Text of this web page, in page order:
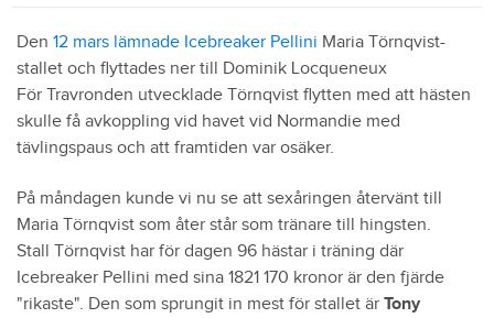
Den 12 mars lämnade Icebreaker Pellini Maria Törnqvist-
stallet och flyttades ner till Dominik Locqueneux
För Travronden utvecklade Törnqvist flytten med att hästen
skulle få avkoppling vid havet vid Normandie med
tävlingspaus och att framtiden var osäker.
På måndagen kunde vi nu se att sexåringen återvänt till
Maria Törnqvist som åter står som tränare till hingsten.
Stall Törnqvist har för dagen 96 hästar i träning där
Icebreaker Pellini med sina 1821 170 kronor är den fjärde
"rikaste". Den som sprungit in mest för stallet är Tony